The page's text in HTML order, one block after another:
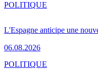
L'Espagne anticipe une
06.08.2026
POLITIQUE
POLITIQUE